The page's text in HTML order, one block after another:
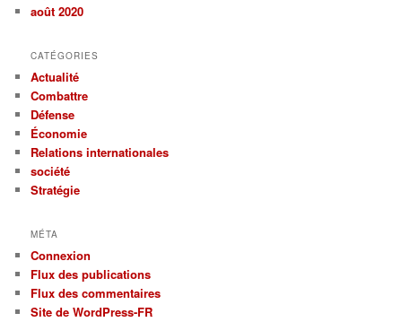
août 2020
CATÉGORIES
Actualité
Combattre
Défense
Économie
Relations internationales
société
Stratégie
MÉTA
Connexion
Flux des publications
Flux des commentaires
Site de WordPress-FR